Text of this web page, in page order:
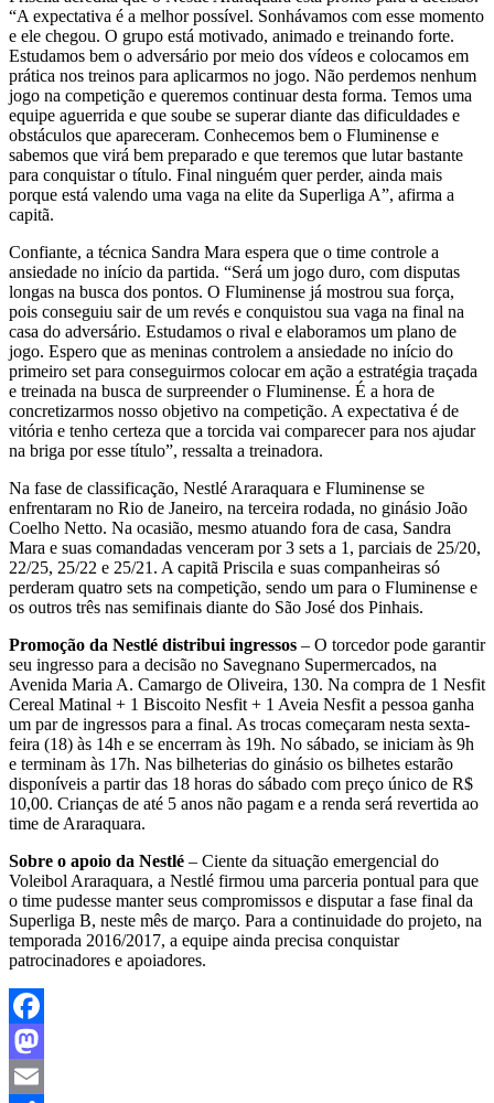
“A expectativa é a melhor possível. Sonhávamos com esse momento
e ele chegou. O grupo está motivado, animado e treinando forte.
Estudamos bem o adversário por meio dos vídeos e colocamos em
prática nos treinos para aplicarmos no jogo. Não perdemos nenhum
jogo na competição e queremos continuar desta forma. Temos uma
equipe aguerrida e que soube se superar diante das dificuldades e
obstáculos que apareceram. Conhecemos bem o Fluminense e
sabemos que virá bem preparado e que teremos que lutar bastante
para conquistar o título. Final ninguém quer perder, ainda mais
porque está valendo uma vaga na elite da Superliga A”, afirma a
capitã.
Confiante, a técnica Sandra Mara espera que o time controle a
ansiedade no início da partida. “Será um jogo duro, com disputas
longas na busca dos pontos. O Fluminense já mostrou sua força,
pois conseguiu sair de um revés e conquistou sua vaga na final na
casa do adversário. Estudamos o rival e elaboramos um plano de
jogo. Espero que as meninas controlem a ansiedade no início do
primeiro set para conseguirmos colocar em ação a estratégia traçada
e treinada na busca de surpreender o Fluminense. É a hora de
concretizarmos nosso objetivo na competição. A expectativa é de
vitória e tenho certeza que a torcida vai comparecer para nos ajudar
na briga por esse título”, ressalta a treinadora.
Na fase de classificação, Nestlé Araraquara e Fluminense se
enfrentaram no Rio de Janeiro, na terceira rodada, no ginásio João
Coelho Netto. Na ocasião, mesmo atuando fora de casa, Sandra
Mara e suas comandadas venceram por 3 sets a 1, parciais de 25/20,
22/25, 25/22 e 25/21. A capitã Priscila e suas companheiras só
perderam quatro sets na competição, sendo um para o Fluminense e
os outros três nas semifinais diante do São José dos Pinhais.
Promoção da Nestlé distribui ingressos – O torcedor pode garantir
seu ingresso para a decisão no Savegnano Supermercados, na
Avenida Maria A. Camargo de Oliveira, 130. Na compra de 1 Nesfit
Cereal Matinal + 1 Biscoito Nesfit + 1 Aveia Nesfit a pessoa ganha
um par de ingressos para a final. As trocas começaram nesta sexta-
feira (18) às 14h e se encerram às 19h. No sábado, se iniciam às 9h
e terminam às 17h. Nas bilheterias do ginásio os bilhetes estarão
disponíveis a partir das 18 horas do sábado com preço único de R$
10,00. Crianças de até 5 anos não pagam e a renda será revertida ao
time de Araraquara.
Sobre o apoio da Nestlé – Ciente da situação emergencial do
Voleibol Araraquara, a Nestlé firmou uma parceria pontual para que
o time pudesse manter seus compromissos e disputar a fase final da
Superliga B, neste mês de março. Para a continuidade do projeto, na
temporada 2016/2017, a equipe ainda precisa conquistar
patrocinadores e apoiadores.
Facebook
Mastodon